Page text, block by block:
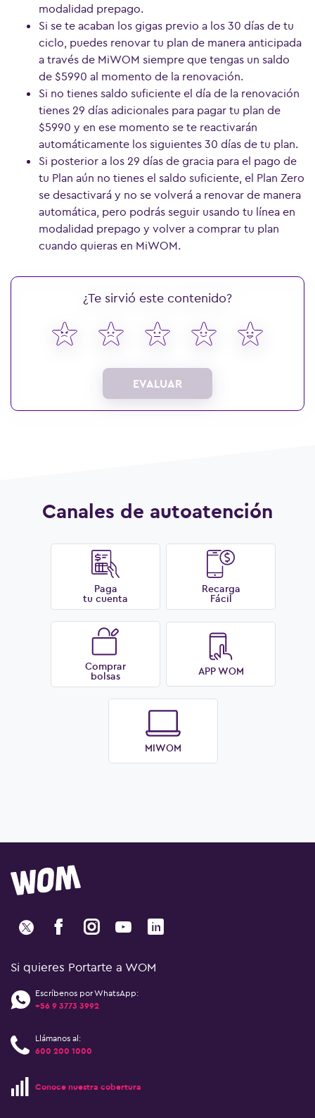
modalidad prepago.
Si se te acaban los gigas previo a los 30 días de tu
ciclo, puedes renovar tu plan de manera anticipada
a través de MiWOM siempre que tengas un saldo
de $5990 al momento de la renovación.
Si no tienes saldo suficiente el día de la renovación
tienes 29 días adicionales para pagar tu plan de
$5990 y en ese momento se te reactivarán
automáticamente los siguientes 30 días de tu plan.
Si posterior a los 29 días de gracia para el pago de
tu Plan aún no tienes el saldo suficiente, el Plan Zero
se desactivará y no se volverá a renovar de manera
automática, pero podrás seguir usando tu línea en
modalidad prepago y volver a comprar tu plan
cuando quieras en MiWOM.
¿Te sirvió este contenido?
EVALUAR
Canales de autoatención
Paga
tu cuenta
Recarga
Fácil
Comprar
bolsas APP WOM
MIWOM
Si quieres Portarte a WOM
Escríbenos por WhatsApp:
+56 9 3773 3992
Llámanos al:
600 200 1000
Conoce nuestra cobertura